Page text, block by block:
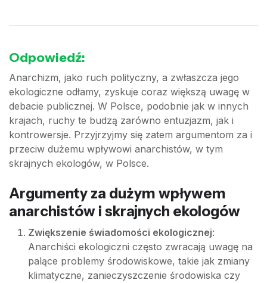
Odpowiedź:
Anarchizm, jako ruch polityczny, a zwłaszcza jego
ekologiczne odłamy, zyskuje coraz większą uwagę w
debacie publicznej. W Polsce, podobnie jak w innych
krajach, ruchy te budzą zarówno entuzjazm, jak i
kontrowersje. Przyjrzyjmy się zatem argumentom za i
przeciw dużemu wpływowi anarchistów, w tym
skrajnych ekologów, w Polsce.
Argumenty za dużym wpływem
anarchistów i skrajnych ekologów
Zwiększenie świadomości ekologicznej:
Anarchiści ekologiczni często zwracają uwagę na
palące problemy środowiskowe, takie jak zmiany
klimatyczne, zanieczyszczenie środowiska czy